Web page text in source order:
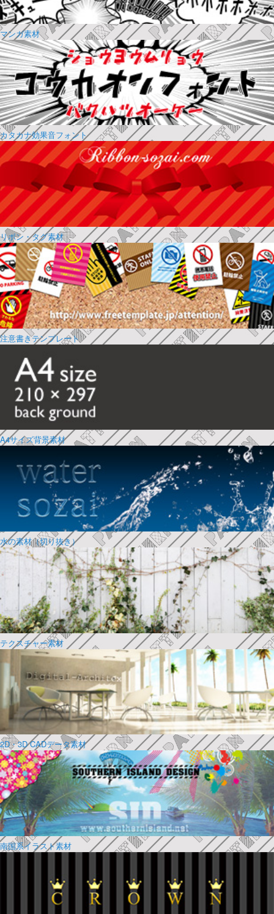
マンガ素材
カタカナ効果音フォント
リボン・タグ素材
注意書きテンプレート
A4サイズ背景素材
水の素材（切り抜き）
テクスチャー素材
2D・3D CADデータ素材
南国系イラスト素材